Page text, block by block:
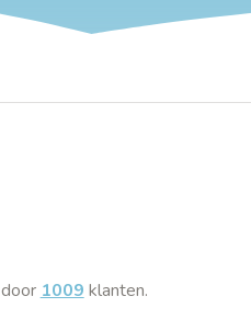
door 1009 klanten.